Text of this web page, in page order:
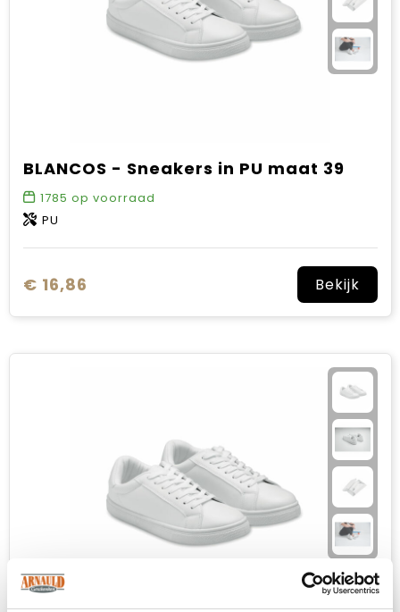
BLANCOS - Sneakers in PU maat 39
1785 op voorraad
PU
€ 16,86 Bekijk